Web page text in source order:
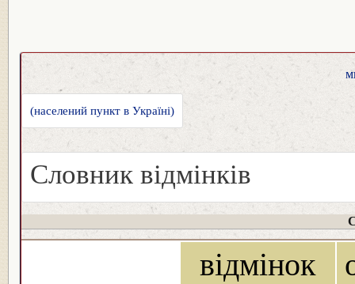
(населений пункт в Україні)
Словник відмінків
відмінок